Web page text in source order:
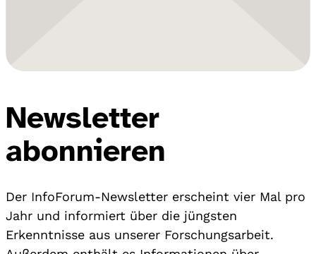
Newsletter
abonnieren
Der InfoForum-Newsletter erscheint vier Mal pro
Jahr und informiert über die jüngsten
Erkenntnisse aus unserer Forschungsarbeit.